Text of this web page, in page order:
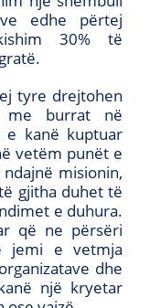
edhe përtej
30% të
tyre drejtohen
me burrat në
e kanë kuptuar
vetëm punët e
misionin,
gjitha duhet të
e duhura.
që ne përsëri
jemi e vetmja
dhe
një kryetar